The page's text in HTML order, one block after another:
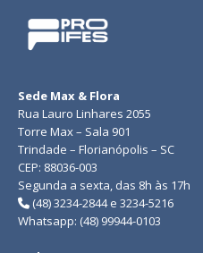
Sede Max & Flora
Rua Lauro Linhares 2055
Torre Max – Sala 901
Trindade – Florianópolis – SC
CEP: 88036-003
Segunda a sexta, das 8h às 17h
(48) 3234-2844 e 3234-5216
Whatsapp: (48) 99944-0103